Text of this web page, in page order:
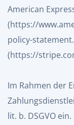
American
(https://
policy-
(https://
Im Rahmen der
lit. b. DSGVO